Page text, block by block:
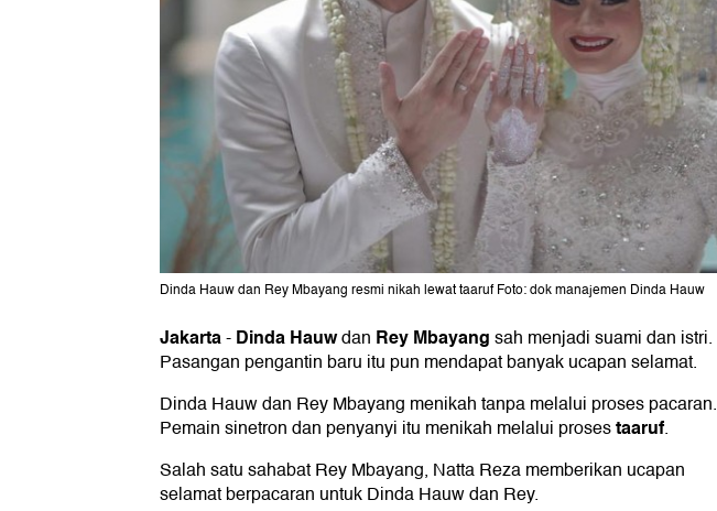
Dinda Hauw dan Rey Mbayang resmi nikah lewat taaruf Foto: dok manajemen Dinda Hauw
Jakarta-Dinda Hauwdan Rey Mbayangsah menjadi suami dan istri.
Pasangan pengantin baru itu pun mendapat banyak ucapan selamat.
Dinda Hauw dan Rey Mbayang menikah tanpa melalui proses pacaran.
Pemain sinetron dan penyanyi itu menikah melalui prosestaaruf.
Salah satu sahabat Rey Mbayang, Natta Reza memberikan ucapan
selamat berpacaran untuk Dinda Hauw dan Rey.